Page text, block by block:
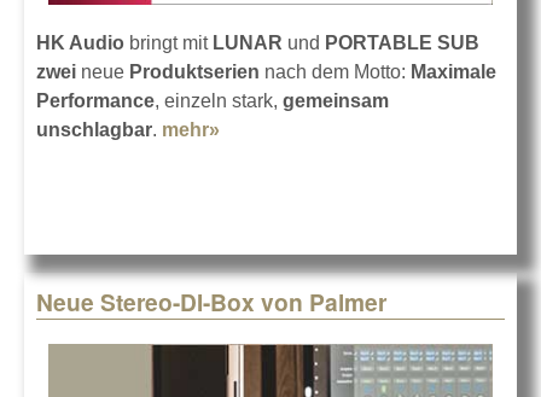
HK Audio bringt mit LUNAR und PORTABLE SUB
zwei neue Produktserien nach dem Motto: Maximale
Performance, einzeln stark, gemeinsam
unschlagbar. mehr»
Neue Stereo-DI-Box von Palmer